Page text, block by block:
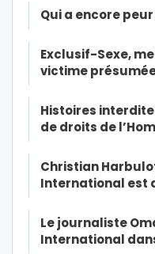
Qui a encore
Exclusif-Sexe,
victime
Histoires
de droits de
Christian
International est
Le journaliste
International